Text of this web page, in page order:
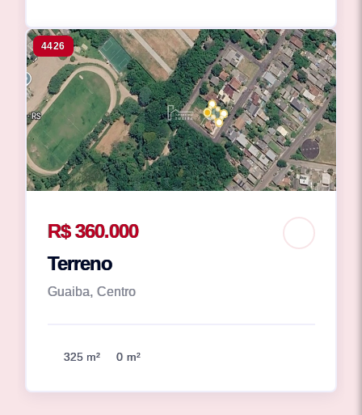
4426
R$ 360.000
Terreno
Guaiba, Centro
325 m² 0 m²